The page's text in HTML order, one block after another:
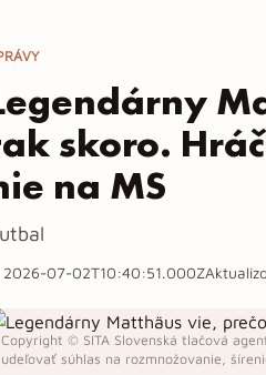
skoro.
na MS
2026-07-02T10:40:51.000Z
Copyright © SITA Slovenská tlačová
udeľovať súhlas na rozmnožovanie,